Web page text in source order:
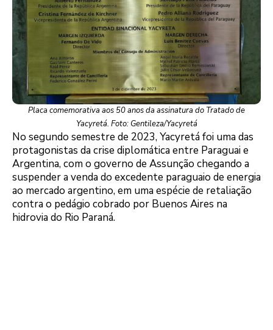
Placa comemorativa aos 50 anos da assinatura do Tratado de
Yacyretá. Foto: Gentileza/Yacyretá
No segundo semestre de 2023, Yacyretá foi uma das
protagonistas da crise diplomática entre Paraguai e
Argentina, com o governo de Assunção chegando a
suspender a venda do excedente paraguaio de energia
ao mercado argentino, em uma espécie de retaliação
contra o pedágio cobrado por Buenos Aires na
hidrovia do Rio Paraná.